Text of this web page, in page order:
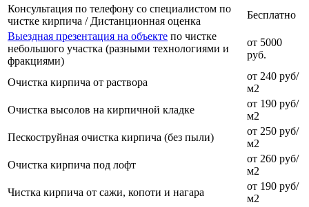
Консультация по телефону со специалистом по
чистке кирпича / Дистанционная оценка
Бесплатно
Выездная презентация на объекте по чистке
небольшого участка (разными технологиями и
фракциями)
от 5000
руб.
Очистка кирпича от раствора
от 240 руб/
м2
Очистка высолов на кирпичной кладке
от 190 руб/
м2
Пескоструйная очистка кирпича (без пыли)
от 250 руб/
м2
Очистка кирпича под лофт
от 260 руб/
м2
Чистка кирпича от сажи, копоти и нагара
от 190 руб/
м2